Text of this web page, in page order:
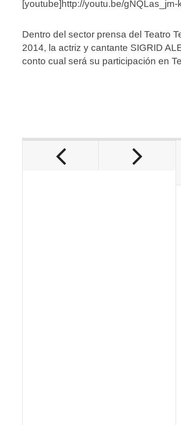
[youtube]http://youtu.be/gNQLas_jm-
Dentro del sector prensa del Teatro
2014, la actriz y cantante SIGRID
conto cual será su participación en